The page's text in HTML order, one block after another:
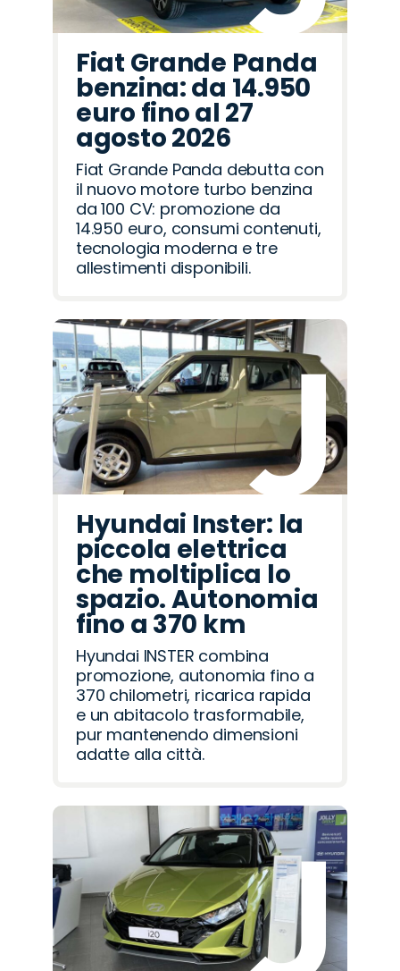
Fiat Grande Panda
benzina: da 14.950
euro fino al 27
agosto 2026
Fiat Grande Panda debutta con
il nuovo motore turbo benzina
da 100 CV: promozione da
14.950 euro, consumi contenuti,
tecnologia moderna e tre
allestimenti disponibili.
Hyundai Inster: la
piccola elettrica
che moltiplica lo
spazio. Autonomia
fino a 370 km
Hyundai INSTER combina
promozione, autonomia fino a
370 chilometri, ricarica rapida
e un abitacolo trasformabile,
pur mantenendo dimensioni
adatte alla città.